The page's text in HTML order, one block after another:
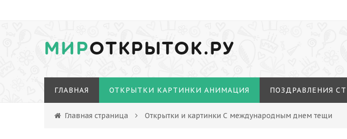
МИРОТКРЫТОК.РУ
ГЛАВНАЯ ОТКРЫТКИ КАРТИНКИ АНИМАЦИЯ ПОЗДРАВЛЕНИЯ
Главная страница Открытки и картинки С международным днем тещи